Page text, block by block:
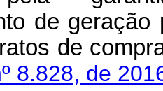
de
de
8.828, de